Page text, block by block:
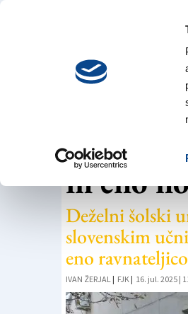
in eno
Deželni šolski
slovenskim
eno
IVAN ŽERJAL | FJK | 16. jul. 2025 |